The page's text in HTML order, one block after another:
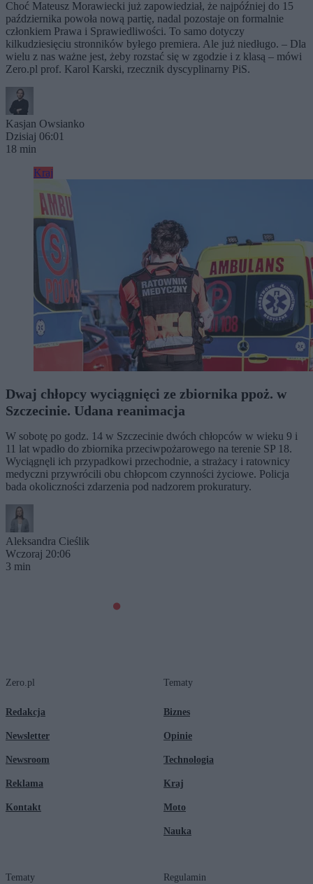
Choć Mateusz Morawiecki już zapowiedział, że najpóźniej do 15
października powoła nową partię, nadal pozostaje on formalnie
członkiem Prawa i Sprawiedliwości. To samo dotyczy
kilkudziesięciu stronników byłego premiera. Ale już niedługo. – Dla
wielu z nas ważne jest, żeby rozstać się w zgodzie i z klasą – mówi
Zero.pl prof. Karol Karski, rzecznik dyscyplinarny PiS.
Kasjan Owsianko
Dzisiaj 06:01
18 min
Kraj
Dwaj chłopcy wyciągnięci ze zbiornika ppoż. w
Szczecinie. Udana reanimacja
W sobotę po godz. 14 w Szczecinie dwóch chłopców w wieku 9 i
11 lat wpadło do zbiornika przeciwpożarowego na terenie SP 18.
Wyciągnęli ich przypadkowi przechodnie, a strażacy i ratownicy
medyczni przywrócili obu chłopcom czynności życiowe. Policja
bada okoliczności zdarzenia pod nadzorem prokuratury.
Aleksandra Cieślik
Wczoraj 20:06
3 min
Zero.pl
Redakcja
Newsletter
Newsroom
Reklama
Kontakt
Tematy
Biznes
Opinie
Technologia
Kraj
Moto
Nauka
Tematy Regulamin